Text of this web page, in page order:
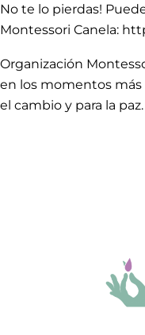
No te lo pierdas!
Montessori Canela:
Organización
en los momentos más
el cambio y para la paz.